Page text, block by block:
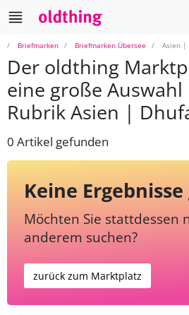
Briefmarken Briefmarken Übersee Asien |
Der oldthing
eine große
Rubrik Asien |
0 Artikel gefunden
Keine
Möchten Sie stattdessen
anderem suchen?
zurück zum Marktplatz